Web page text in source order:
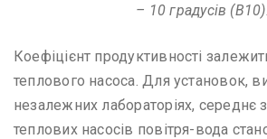
– 10 градусів (B10).
Коефіцієнт продуктивності
теплового насоса. Для установок,
незалежних лабораторіях, середнє
теплових насосів повітря-вода